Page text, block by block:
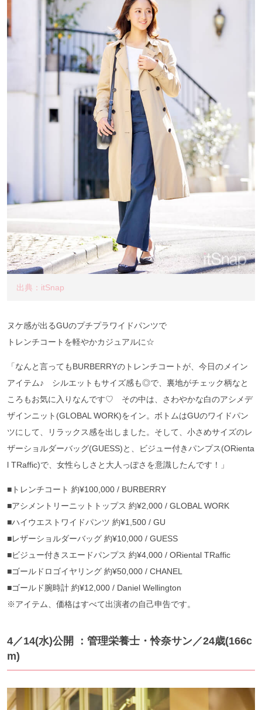
出典：itSnap
ヌケ感が出るGUのプチプラワイドパンツで
トレンチコートを軽やかカジュアルに☆
「なんと言ってもBURBERRYのトレンチコートが、今日のメイン
アイテム♪ シルエットもサイズ感も◎で、裏地がチェック柄なと
ころもお気に入りなんです♡ その中は、さわやかな白のアシメデ
ザインニット(GLOBAL WORK)をイン。ボトムはGUのワイドパン
ツにして、リラックス感を出しました。そして、小さめサイズのレ
ザーショルダーバッグ(GUESS)と、ビジュー付きパンプス(ORienta
l TRaffic)で、女性らしさと大人っぽさを意識したんです！」
■トレンチコート 約¥100,000 / BURBERRY
■アシメントリーニットトップス 約¥2,000 / GLOBAL WORK
■ハイウエストワイドパンツ 約¥1,500 / GU
■レザーショルダーバッグ 約¥10,000 / GUESS
■ビジュー付きスエードパンプス 約¥4,000 / ORiental TRaffic
■ゴールドロゴイヤリング 約¥50,000 / CHANEL
■ゴールド腕時計 約¥12,000 / Daniel Wellington
※アイテム、価格はすべて出演者の自己申告です。
4／14(水)公開 ：管理栄養士・怜奈サン／24歳(166c
m)